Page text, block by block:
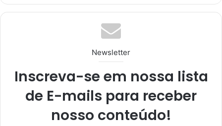
te
Newsletter
Inscreva-se em nossa lista
de E-mails para receber
nosso conteúdo!